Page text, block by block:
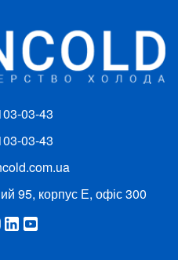
03-43
03-43
95, корпус Е, офіс 300